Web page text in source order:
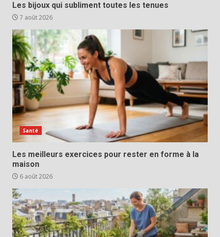
Les bijoux qui subliment toutes les tenues
7 août 2026
Santé
Les meilleurs exercices pour rester en forme à la
maison
6 août 2026